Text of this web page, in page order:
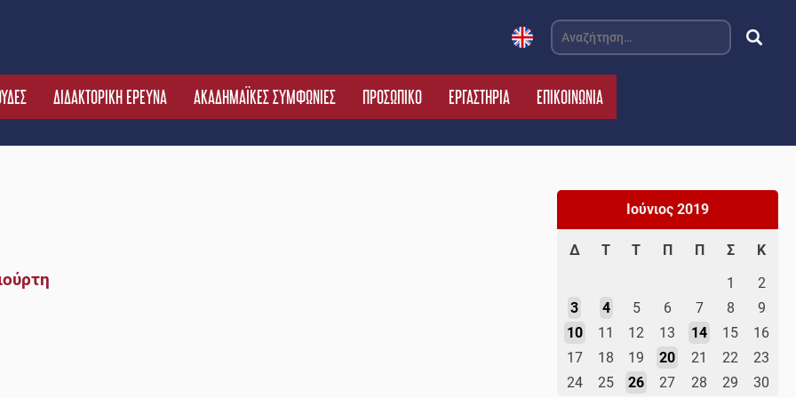
Αναζήτηση
για:
ΔΙΔΑΚΤΟΡΙΚΗ ΕΡΕΥΝΑ ΑΚΑΔΗΜΑΪΚΕΣ ΣΥΜΦΩΝΙΕΣ ΠΡΟΣΩΠΙΚΟ ΕΡΓΑΣΤΗΡΙΑ ΕΠΙΚΟΙΝΩΝΙΑ
Ιούνιος 2019
Δ Τ Τ Π Π Σ
Κ
1
2
3
4 5 6 7 8
9
10
11 12 13 14 15
16
17
18 19 20 21 22
23
24
25 26 27 28 29
30